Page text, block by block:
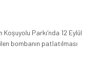
Parkı’nda 12 Eylül
bombanın patlatılması